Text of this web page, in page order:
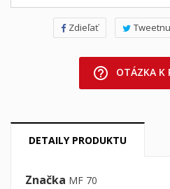
Zdieľať
help_outline OTÁZKA K
DETAILY PRODUKTU
Značka MF 70